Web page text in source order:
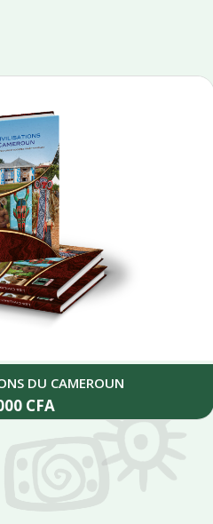
DU CAMEROUN
CFA